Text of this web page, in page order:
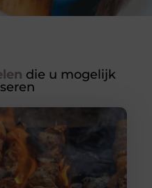
die u mogelijk